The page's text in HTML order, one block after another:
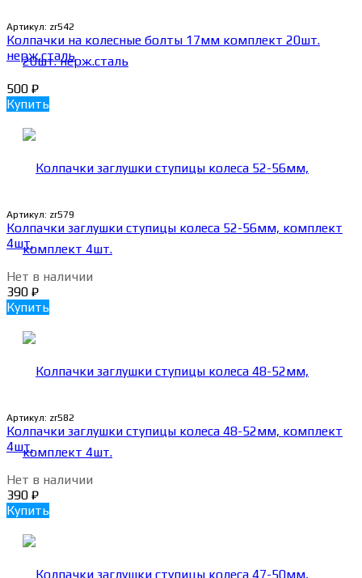
Артикул: zr542
Колпачки на колесные болты 17мм комплект 20шт.
нерж.сталь
500 ₽
Купить
Артикул: zr579
Колпачки заглушки ступицы колеса 52-56мм, комплект
4шт.
Нет в наличии
390 ₽
Купить
Артикул: zr582
Колпачки заглушки ступицы колеса 48-52мм, комплект
4шт.
Нет в наличии
390 ₽
Купить